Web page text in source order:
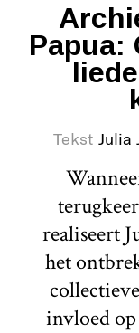
Papua:
Tekst Julia
realiseert
het
invloed